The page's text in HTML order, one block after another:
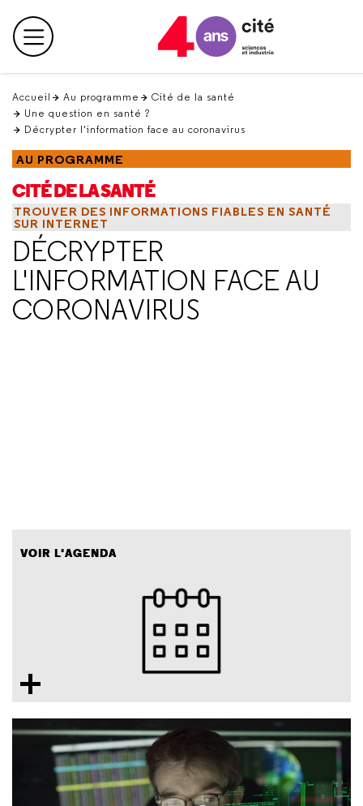
en
haut Menu principal
Accueil Au programme
Cité de la santé
Une question en santé ?
Décrypter l'information face au coronavirus
AU PROGRAMME
CITÉ DE LA SANTÉ
TROUVER DES INFORMATIONS FIABLES EN SANTÉ
SUR INTERNET
DÉCRYPTER
L'INFORMATION FACE AU
CORONAVIRUS
VOIR L'AGENDA